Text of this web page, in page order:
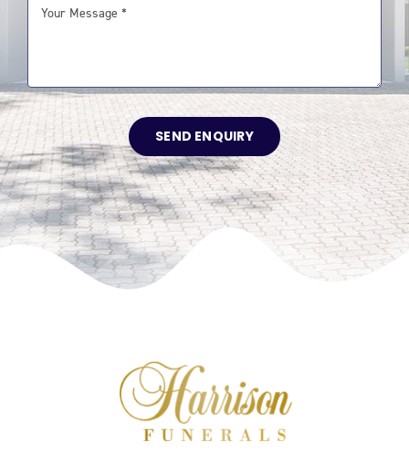
SEND ENQUIRY